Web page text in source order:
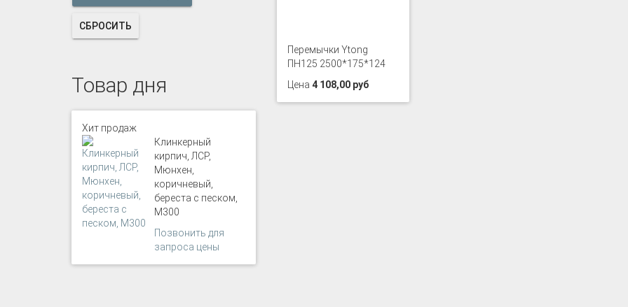
Перемычки Ytong
ПН125 2500*175*124
Цена 4 108,00 руб
СБРОСИТЬ
Товар дня
Хит продаж
Клинкерный
кирпич, ЛСР,
Мюнхен,
коричневый,
береста с песком,
М300
Позвонить для
запроса цены